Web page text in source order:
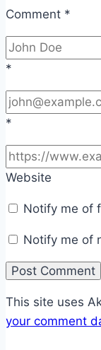
Comment *
*
*
Website
Notify me of
Notify me of
This site uses
your comment